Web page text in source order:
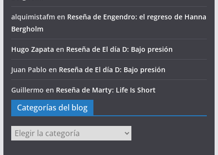
alquimistafmen Reseña de Engendro: el regreso de Hanna
Bergholm
Hugo Zapata en Reseña de El día D: Bajo presión
Juan Pablo en Reseña de El día D: Bajo presión
Guillermo en Reseña de Marty: Life Is Short
Categorías del blog
Categorías
del